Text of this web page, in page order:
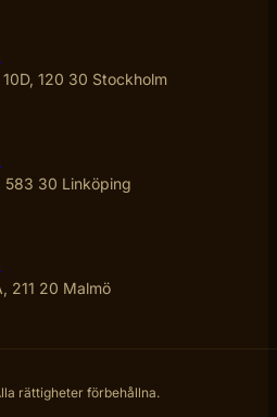
120 30 Stockholm
583 30 Linköping
211 20 Malmö
rättigheter förbehållna.